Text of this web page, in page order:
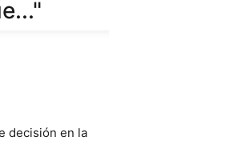
decisión en la